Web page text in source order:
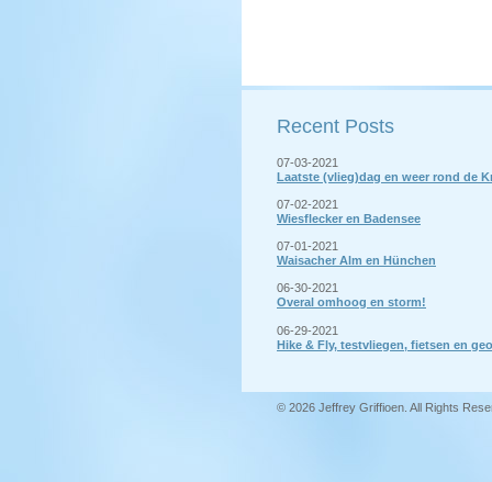
Recent Posts
07-03-2021
Laatste (vlieg)dag en weer rond de
07-02-2021
Wiesflecker en Badensee
07-01-2021
Waisacher Alm en Hünchen
06-30-2021
Overal omhoog en storm!
06-29-2021
Hike & Fly, testvliegen, fietsen en
© 2026 Jeffrey Griffioen. All Rights